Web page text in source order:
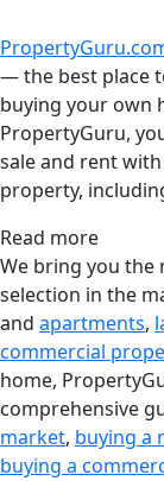
— the best place
buying your own
PropertyGuru,
sale and rent
property,
Read more
We bring you the
selection in the
and apartments,
commercial
home,
comprehensive
market, buying a
buying a